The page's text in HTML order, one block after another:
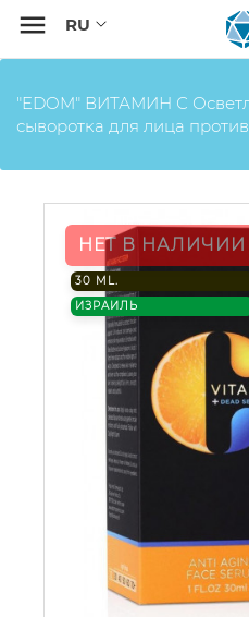

"EDOM" ВИТАМИН С
сыворотка для лица
НЕТ В НАЛИЧИИ
30 ML.
ИЗРАИЛЬ